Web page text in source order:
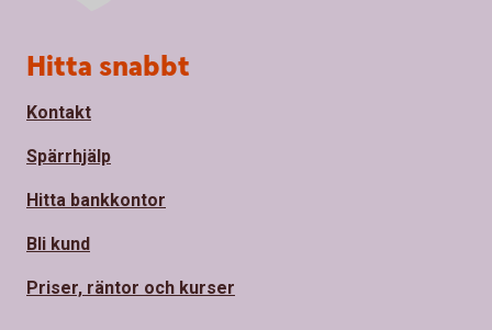
Sidfot
Hitta snabbt
Kontakt
Spärrhjälp
Hitta bankkontor
Bli kund
Priser, räntor och kurser